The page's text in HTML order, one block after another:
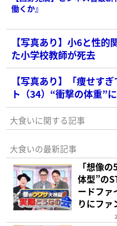
働くか』
【写真あり】小6と性
た小学校教師が死去
【写真あり】「痩せす
ト（34）“衝撃の体重”
「テレビより病院行っ
大食いに関する記事
大食いの最新記事
「想像
体型”の
ードファ
りにファ